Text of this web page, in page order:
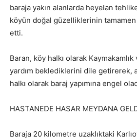
baraja yakın alanlarda heyelan
köyün doğal güzelliklerinin
etti.
Baran, köy halkı olarak
yardım beklediklerini dile getirerek,
halkı olarak baraj yapımına engel
HASTANEDE HASAR MEYDANA
Baraja 20 kilometre uzaklıktaki